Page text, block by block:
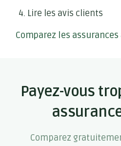
Lire les avis clients
Comparez les assurances
Payez-vous
Comparez